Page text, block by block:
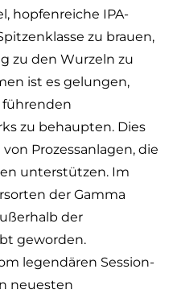
hopfenreiche IPA-
zu brauen,
zu den Wurzeln zu
ist es gelungen,
führenden
zu behaupten. Dies
Prozessanlagen, die
unterstützen. Im
der Gamma
der
geworden.
legendären Session-
neuesten